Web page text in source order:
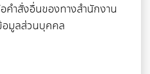
คำสั่งอื่นของทางสำนักงาน
มูลส่วนบุคคล